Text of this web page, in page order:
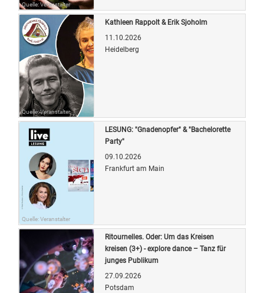
Quelle: Veranstalter
Quelle: Veranstalter
Kathleen Rappolt & Erik Sjoholm
11.10.2026
Heidelberg
Quelle: Veranstalter
LESUNG: "Gnadenopfer" & "Bachelorette
Party"
09.10.2026
Frankfurt am Main
Ritournelles. Oder: Um das Kreisen
kreisen (3+) - explore dance – Tanz für
junges Publikum
27.09.2026
Potsdam